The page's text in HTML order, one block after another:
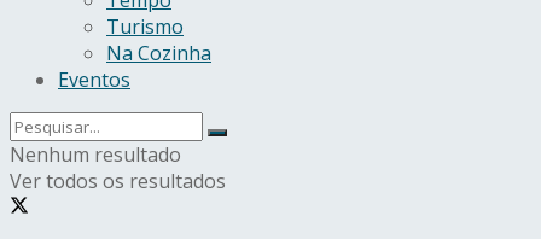
Turismo
Na Cozinha
Eventos
Nenhum resultado
Ver todos os resultados